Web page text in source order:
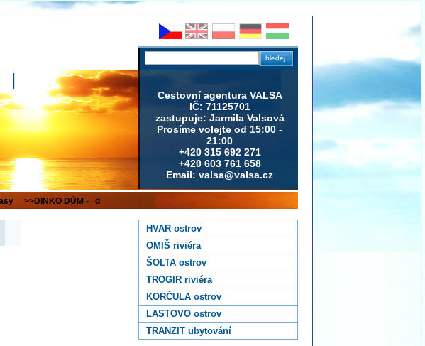
Cestovní agentura VALSA
IČ: 71125701
zastupuje: Jarmila Valsová
Prosíme volejte od 15:00 -
21:00
+420 315 692 271
+420 603 761 658
Email: valsa@valsa.cz
HVAR ostrov
OMIŠ riviéra
ŠOLTA ostrov
TROGIR riviéra
KORČULA ostrov
LASTOVO ostrov
TRANZIT ubytování